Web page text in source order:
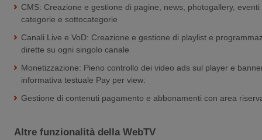
CMS: Creazione e gestione di pagine, news, photogallery,
categorie e sottocategorie
Canali Live e VoD: Creazione e gestione di playlist e
dirette su ogni singolo canale
Monetizzazione: Pieno controllo dei video ads sul player e
informativa testuale Pay per view:
Gestione di contenuti pagamento e abbonamenti con area
Altre funzionalità della WebTV